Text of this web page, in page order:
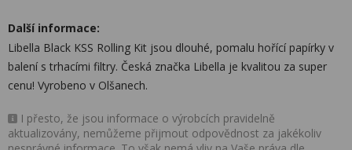
Další informace:
Libella Black KSS Rolling Kit jsou dlouhé, pomalu hořící papírky v
balení s trhacími filtry. Česká značka Libella je kvalitou za super
cenu! Vyrobeno v Olšanech.
I přesto, že jsou informace o výrobcích pravidelně
aktualizovány, nemůžeme přijmout odpovědnost za jakékoliv